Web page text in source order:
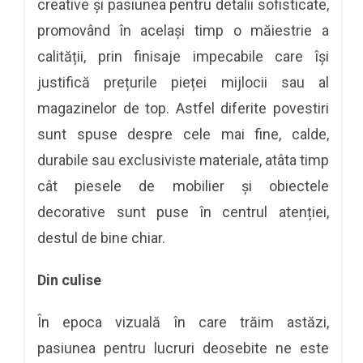
creative și pasiunea pentru detalii sofisticate,
promovând în același timp o măiestrie a
calității, prin finisaje impecabile care își
justifică prețurile pieței mijlocii sau al
magazinelor de top. Astfel diferite povestiri
sunt spuse despre cele mai fine, calde,
durabile sau exclusiviste materiale, atâta timp
cât piesele de mobilier și obiectele
decorative sunt puse în centrul atenției,
destul de bine chiar.
Din culise
În epoca vizuală în care trăim astăzi,
pasiunea pentru lucruri deosebite ne este